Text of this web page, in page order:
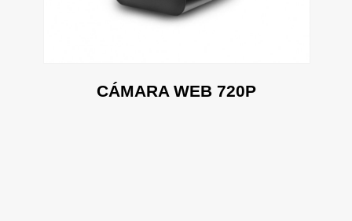
CÁMARA WEB 720P